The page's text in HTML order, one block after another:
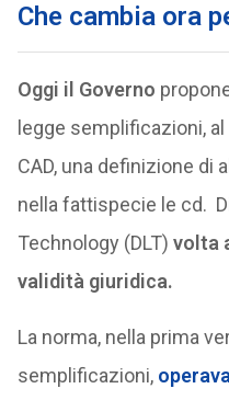
Che cambia ora
Oggi il Governo
legge semplificazioni,
CAD, una definizione di
nella fattispecie le cd.
Technology (DLT) volta
validità giuridica.
La norma, nella prima
semplificazioni,